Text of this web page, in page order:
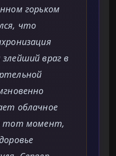
горьком
что
враг в
облачное
тот момент,